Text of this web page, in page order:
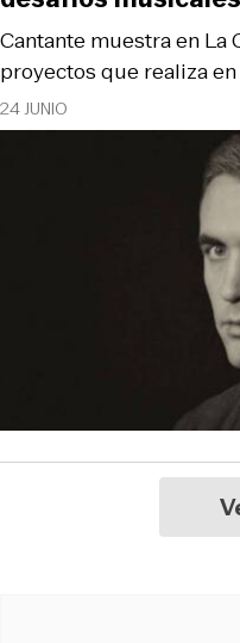
24 JUNIO
Cantante muestra en La
proyectos que realiza